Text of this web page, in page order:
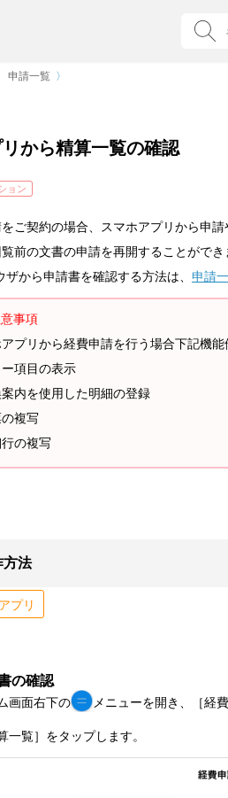
申請一覧 〉
リから精算一覧の確認
ョン
ご契約の場合、スマホアプリから申
前の文書の申請を再開することができ
ザから申請書を確認する方法は、 申請
事項
プリから経費申請を行う場合下記機
ー項目の表示
案内を使用した明細の登録
の複写
行の複写
方法
プリ
の確認
画面右下の メニューを開き、［経
一覧］をタップします。